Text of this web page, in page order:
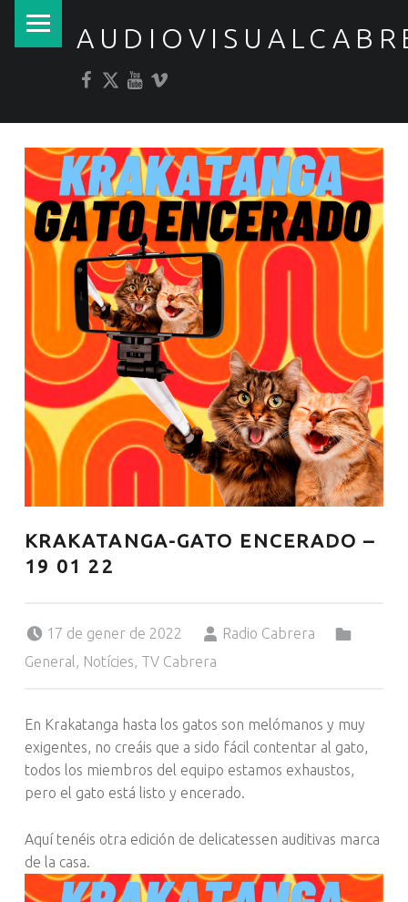
KRAKATANGA-GATO ENCERADO –
19 01 22
17 de gener de 2022
Radio Cabrera
General , Notícies, TV Cabrera
En Krakatanga hasta los gatos son melómanos y muy
exigentes, no creáis que a sido fácil contentar al gato,
todos los miembros del equipo estamos exhaustos,
pero el gato está listo y encerado.
Aquí tenéis otra edición de delicatessen auditivas marca
de la casa.